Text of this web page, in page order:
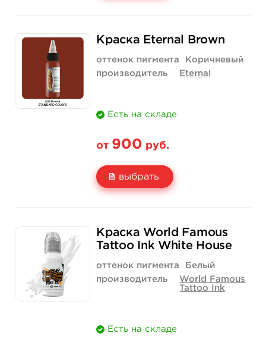
Количество
2 700 руб.
купить купить
Краска Eternal Brown
оттенок пигмента
Коричневый
производитель
Eternal
Есть на складе
от 900 руб.
выбрать
Количество
900 руб.
купить
1 520 руб.
купить
Краска World Famous
Tattoo Ink White House
оттенок пигмента
Белый
производитель
World Famous
Tattoo Ink
Есть на складе